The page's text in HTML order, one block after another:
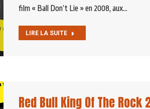
film « Ball Don’t Lie » en 2008, aux…
LIRE LA SUITE
Red Bull King Of The